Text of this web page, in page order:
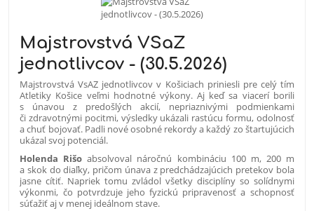
Majstrovstvá VSaZ
jednotlivcov - (30.5.2026)
Majstrovstvá VsAZ jednotlivcov v Košiciach priniesli pre celý tím
Atletiky Košice veľmi hodnotné výkony. Aj keď sa viacerí borili
s únavou z predošlých akcií, nepriaznivými podmienkami
či zdravotnými pocitmi, výsledky ukázali rastúcu formu, odolnosť
a chuť bojovať. Padli nové osobné rekordy a každý zo štartujúcich
ukázal svoj potenciál.
Holenda Rišo absolvoval náročnú kombináciu 100 m, 200 m
a skok do diaľky, pričom únava z predchádzajúcich pretekov bola
jasne cítiť. Napriek tomu zvládol všetky disciplíny so solídnymi
výkonmi, čo potvrdzuje jeho fyzickú pripravenosť a schopnosť
súťažiť aj v menej ideálnom stave.